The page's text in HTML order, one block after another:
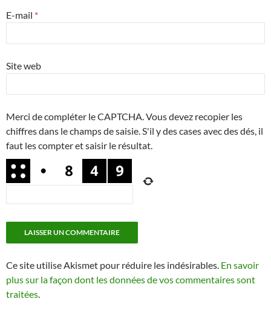
E-mail *
Site web
Merci de compléter le CAPTCHA. Vous devez recopier les
chiffres dans le champs de saisie. S'il y des cases avec des dés, il
faut les compter et saisir le résultat.
Ce site utilise Akismet pour réduire les indésirables. En savoir
plus sur la façon dont les données de vos commentaires sont
traitées